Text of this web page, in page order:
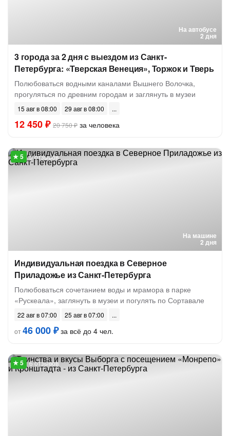
На автобусе
2 дня
3 города за 2 дня с выездом из Санкт-
Петербурга: «Тверская Венеция», Торжок и Тверь
Полюбоваться водными каналами Вышнего Волочка,
прогуляться по древним городам и заглянуть в музеи
15 авг в 08:00 29 авг в 08:00
12 450 ₽ 20 750 ₽ за человека
На машине
2 дня
5 отзывов
Индивидуальная поездка в Северное
Приладожье из Санкт-Петербурга
Полюбоваться сочетанием воды и мрамора в парке
«Рускеала», заглянуть в музеи и погулять по Сортавале
22 авг в 07:00
25 авг в 07:00
от46 000 ₽за всё до 4 чел.
6 отзывов